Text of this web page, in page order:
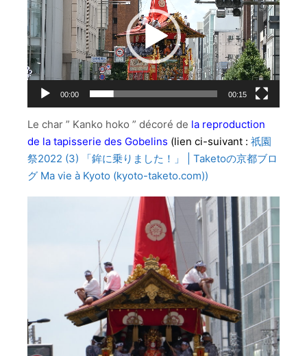
プ
レ
ー
ヤ
ー
00:00 00:15
Le char ” Kanko hoko ” décoré de la reproduction
de la tapisserie des Gobelins (lien ci-suivant : 祇園
祭2022 (3) 「鉾に乗りました！」 | Taketoの京都ブロ
グ Ma vie à Kyoto (kyoto-taketo.com))